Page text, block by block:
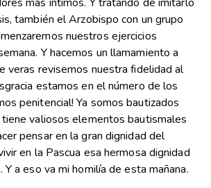
también el Arzobispo con un grupo
nuestros ejercicios
Y hacemos un llamamiento a
veras revisemos nuestra fidelidad al
estamos en el número de los
penitencial! Ya somos bautizados
valiosos elementos bautismales
pensar en la gran dignidad del
en la Pascua esa hermosa dignidad
a eso va mi homilía de esta mañana.